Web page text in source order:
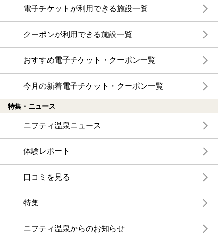
電子チケットが利用できる施設一覧
クーポンが利用できる施設一覧
おすすめ電子チケット・クーポン一覧
今月の新着電子チケット・クーポン一覧
特集・ニュース
ニフティ温泉ニュース
体験レポート
口コミを見る
特集
ニフティ温泉からのお知らせ